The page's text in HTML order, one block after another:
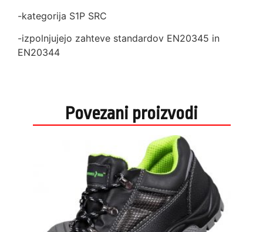
-kategorija S1P SRC
-izpolnjujejo zahteve standardov EN20345 in
EN20344
Povezani proizvodi